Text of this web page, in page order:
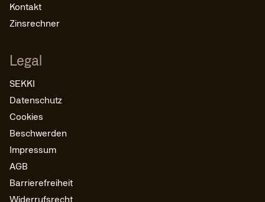
Kontakt
Zinsrechner
Legal
SEKKI
Datenschutz
Cookies
Beschwerden
Impressum
AGB
Barrierefreiheit
Widerrufsrecht